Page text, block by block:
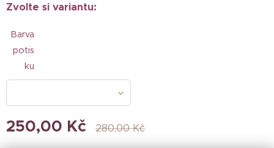
Zvolte si variantu:
Barva
potis
ku
250,00 Kč 280,00Kč